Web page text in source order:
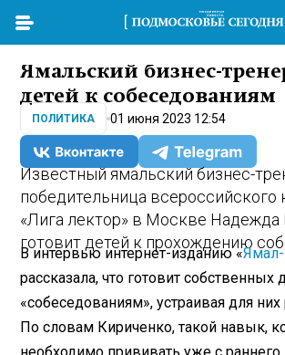
Ямальский бизнес-
детей к собеседованиям
ПОЛИТИКА 01 июня 2023 12:54
Известный ямальский бизнес-
победительница всероссийского
«Лига лектор» в Москве Надежда
готовит детей к прохождению
В интервью интернет-изданию «
рассказала, что готовит собственных
«собеседованиям», устраивая для
По словам Кириченко, такой навык,
необходимо прививать уже с раннего